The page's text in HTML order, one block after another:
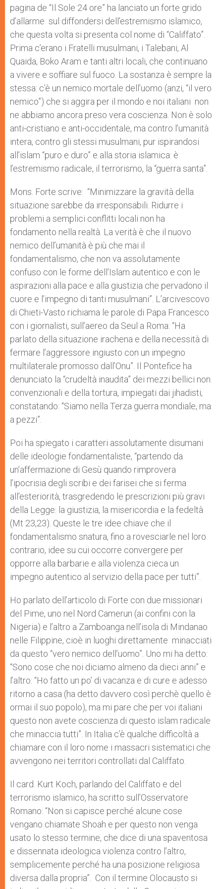
pagina de “Il Sole 24 ore” ha lanciato un forte grido
d’allarme sul diffondersi dell’estremismo islamico,
che questa volta si presenta col nome di “Califfato”.
Prima c’erano i Fratelli musulmani, i Talebani, Al
Quaida, Boko Aram e tanti altri locali, che continuano
a vivere e soffiare sul fuoco. La sostanza è sempre la
stessa: c’è un nemico mortale dell’uomo (anzi, “il vero
nemico”) che si aggira per il mondo e noi italiani non
ne abbiamo ancora preso vera coscienza. Non è solo
anti-cristiano e anti-occidentale, ma contro l’umanità
intera, contro gli stessi musulmani, pur ispirandosi
all’islam “puro e duro” e alla storia islamica: è
l’estremismo radicale, il terrorismo, la “guerra santa”.
Mons. Forte scrive: “Minimizzare la gravità della
situazione sarebbe da irresponsabili. Ridurre i
problemi a semplici conflitti locali non ha
fondamento nella realtà. La verità è che il nuovo
nemico dell’umanità è più che mai il
fondamentalismo, che non va assolutamente
confuso con le forme dell’Islam autentico e con le
aspirazioni alla pace e alla giustizia che pervadono il
cuore e l’impegno di tanti musulmani”. L’arcivescovo
di Chieti-Vasto richiama le parole di Papa Francesco
con i giornalisti, sull’aereo da Seul a Roma: “Ha
parlato della situazione irachena e della necessità di
fermare l’aggressore ingiusto con un impegno
multilaterale promosso dall’Onu”. Il Pontefice ha
denunciato la “crudeltà inaudita” dei mezzi bellici non
convenzionali e della tortura, impiegati dai jihadisti,
constatando: “Siamo nella Terza guerra mondiale, ma
a pezzi”.
Poi ha spiegato i caratteri assolutamente disumani
delle ideologie fondamentaliste, “partendo da
un’affermazione di Gesù quando rimprovera
l’ipocrisia degli scribi e dei farisei che si ferma
all’esteriorità, trasgredendo le prescrizioni più gravi
della Legge: la giustizia, la misericordia e la fedeltà
(Mt 23,23). Queste le tre idee chiave che il
fondamentalismo snatura, fino a rovesciarle nel loro
contrario, idee su cui occorre convergere per
opporre alla barbarie e alla violenza cieca un
impegno autentico al servizio della pace per tutti”.
Ho parlato dell’articolo di Forte con due missionari
del Pime, uno nel Nord Camerun (ai confini con la
Nigeria) e l’altro a Zamboanga nell’isola di Mindanao
nelle Filippine, cioè in luoghi direttamente minacciati
da questo “vero nemico dell’uomo”. Uno mi ha detto:
“Sono cose che noi diciamo almeno da dieci anni” e
l’altro: “Ho fatto un po’ di vacanza e di cure e adesso
ritorno a casa (ha detto davvero così perchè quello è
ormai il suo popolo), ma mi pare che per voi italiani
questo non avete coscienza di questo islam radicale
che minaccia tutti”. In Italia c’è qualche difficoltà a
chiamare con il loro nome i massacri sistematici che
avvengono nei territori controllati dal Califfato.
Il card. Kurt Koch, parlando del Califfato e del
terrorismo islamico, ha scritto sull’Osservatore
Romano: “Non si capisce perché alcune cose
vengano chiamate Shoah e per questo non venga
usato lo stesso termine, che dice di una spaventosa
e dissennata ideologica violenza contro l’altro,
semplicemente perché ha una posizione religiosa
diversa dalla propria”. Con il termine Olocausto si